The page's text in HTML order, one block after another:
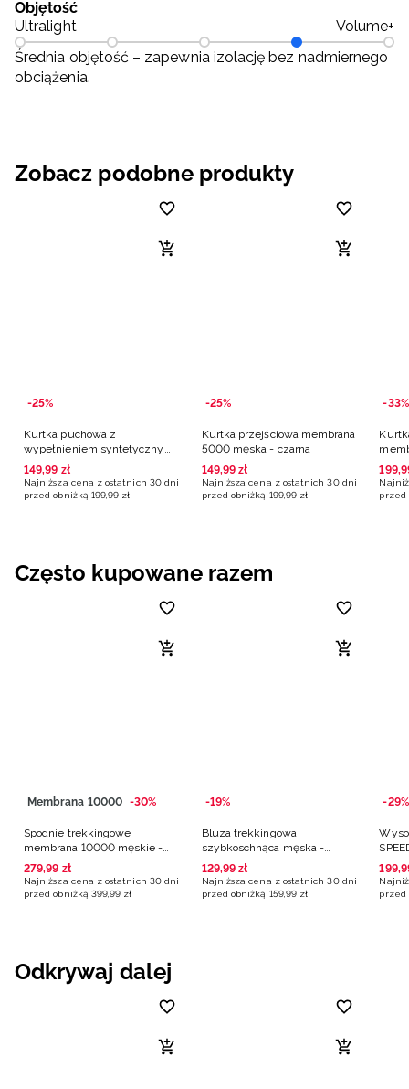
Objętość
Ultralight
Volume+
Średnia objętość – zapewnia izolację bez nadmiernego
obciążenia.
Zobacz podobne produkty
-25%
Kurtka puchowa z
wypełnieniem syntetycznym
męska - czarna
149,99 zł
Najniższa cena z ostatnich 30 dni
przed obniżką 199,99 zł
-25%
Kurtka przejściowa membrana
5000 męska - czarna
149,99 zł
Najniższa cena z ostatnich 30 dni
przed obniżką 199,99 zł
-33%
199,
przed
Często kupowane razem
Membrana 10000 -30%
Spodnie trekkingowe
membrana 10000 męskie -
czarne
279,99 zł
Najniższa cena z ostatnich 30 dni
przed obniżką 399,99 zł
-19%
Bluza trekkingowa
szybkoschnąca męska -
pomarańczowa
129,99 zł
Najniższa cena z ostatnich 30 dni
przed obniżką 159,99 zł
-29%
199,
przed
Odkrywaj dalej